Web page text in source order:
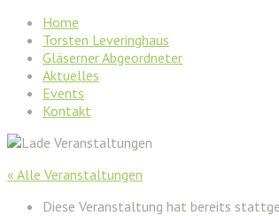
Home
Torsten Leveringhaus
Gläserner Abgeordneter
Aktuelles
Events
Kontakt
« Alle Veranstaltungen
Diese Veranstaltung hat bereits